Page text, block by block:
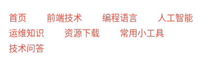
首页 前端技术 编程语言
人工智能
运维知识
资源下载
常用小工具
技术问答